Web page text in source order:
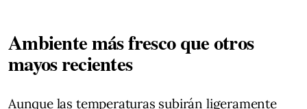
Ambiente más fresco que otros
mayos recientes
Aunque las temperaturas subirán ligeramente